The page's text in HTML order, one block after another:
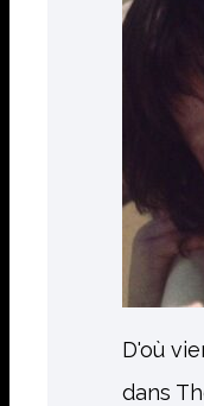
D'où
dans